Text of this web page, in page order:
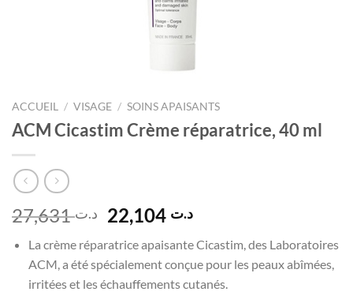
ACCUEIL / VISAGE / SOINS APAISANTS
ACM Cicastim Crème réparatrice, 40 ml
د.ت27,631
Le
prix
initial
était :
د.ت 27,631.
د.تLe
actuel
est :
La crème réparatrice apaisante Cicastim, des Laboratoires
ACM, a été spécialement conçue pour les peaux abîmées,
irritées et les échauffements cutanés.